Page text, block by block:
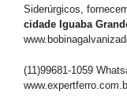
Siderúrgicos,
cidade Iguaba
(11)99681-1059